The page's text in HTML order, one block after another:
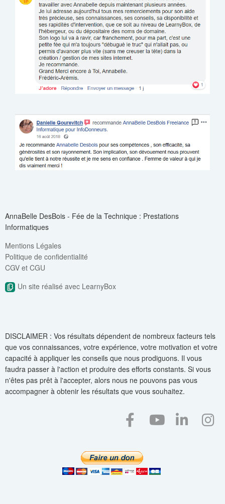
AnnaBelle DesBois - Fée de la Technique : Prestations
Informatiques
Mentions Légales
Politique de confidentialité
CGV et CGU
Un site réalisé avec LearnyBox
DISCLAIMER : Vos résultats dépendent de nombreux facteurs tels
que vos connaissances, votre expérience, votre motivation et votre
capacité à appliquer les conseils que nous prodiguons. Il vous
faudra passer à l'action et produire des efforts constants. Si vous
n'êtes pas prêt à l'accepter, alors nous ne pouvons pas vous
accompagner à obtenir les résultats que vous souhaitez.